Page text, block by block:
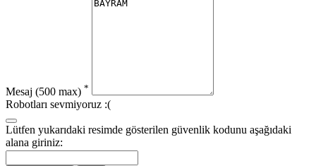
Mesaj (500 max) *
Robotları sevmiyoruz :(
Lütfen yukarıdaki resimde gösterilen güvenlik kodunu aşağıdaki
alana giriniz: